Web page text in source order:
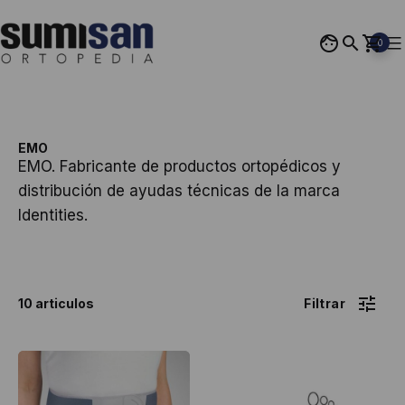
al
contenido
0
EMO
EMO. Fabricante de productos ortopédicos y
distribución de ayudas técnicas de la marca
Identities.
10 articulos
Este
producto